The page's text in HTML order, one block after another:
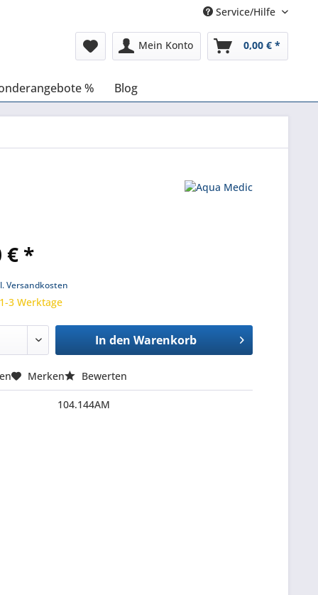
Service/Hilfe
Mein Konto 0,00 € *
% Blog
€ *
Versandkosten
3 Werktage
In den Warenkorb
Merken Bewerten
104.144AM